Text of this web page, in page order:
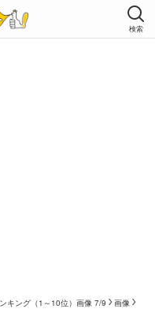
検索
キング（1～10位）画像 7/9
画像